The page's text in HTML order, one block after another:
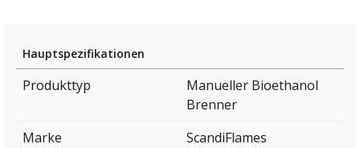
Hauptspezifikationen
Produkttyp
Manueller Bioethanol
Brenner
Marke
ScandiFlames